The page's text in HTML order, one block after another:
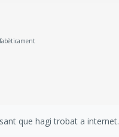
que hagi trobat a internet.